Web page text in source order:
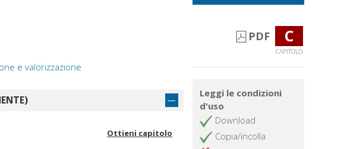
e valorizzazione
Ottieni capitolo
PDF C
CAPITOLO
Leggi le condizioni
d'uso
Download
Copia/incolla